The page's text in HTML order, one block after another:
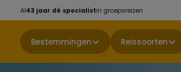
Al43 jaar dé specialistin groepsreizen
Bestemmingen Reissoorten